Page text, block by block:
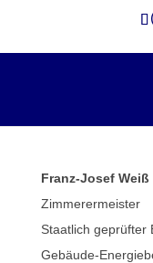
Franz-Josef Weiß
Zimmerermeister
Staatlich geprüfter
Gebäude-